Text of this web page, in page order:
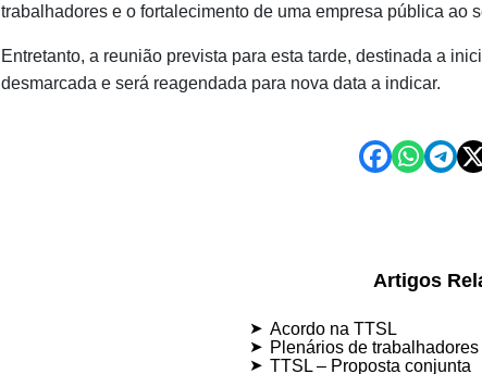
trabalhadores e o fortalecimento de uma empresa pública ao
Entretanto, a reunião prevista para esta tarde, destinada a
desmarcada e será reagendada para nova data a indicar.
Artigos
Acordo na TTSL
Plenários de
TTSL – Proposta conjunta